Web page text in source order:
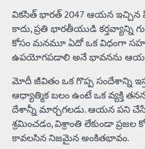
వికసిత్ భారత్ 2047 ఆయన ఇచ్చిన
కాదు, ప్రతి భారతీయుడి కర్తవ్యాన్ని
కోసం మనమూ ఏదో ఒక విధంగా
ఉపయోగపడాలి అనే భావనను ఆయన
మోదీ జీవితం ఒక గొప్ప సందేశాన్ని
ఆధ్యాత్మిక బలం ఉంటే ఒక వ్యక్తి
దేశాన్నీ మార్చగలడు. ఆయన పని చేసే
శ్రమించడం, విశ్రాంతి లేకుండా ప్రజల
కావలసిన నిజమైన అంకితభావం.